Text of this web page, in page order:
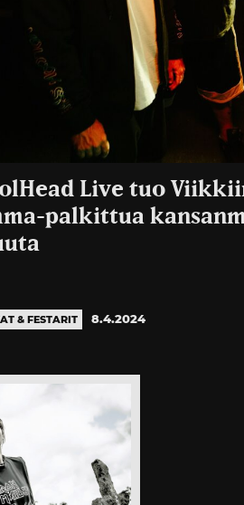
Live tuo
palkittua
& FESTARIT 8.4.2024